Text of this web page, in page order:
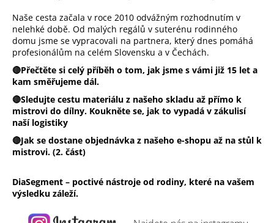
Naše cesta začala v roce 2010 odvážným rozhodnutím v
nelehké době. Od malých regálů v suterénu rodinného
domu jsme se vypracovali na partnera, který dnes pomáhá
profesionálům na celém Slovensku a v Čechách.
🔴Přečtěte si celý příběh o tom, jak jsme s vámi již 15 let a
kam směřujeme dál.
🔴Sledujte cestu materiálu z našeho skladu až přímo k
mistrovi do dílny. Koukněte se, jak to vypadá v zákulisí
naší logistiky
🔴Jak se dostane objednávka z našeho e-shopu až na stůl k
mistrovi. (2. část)
DiaSegment – poctivé nástroje od rodiny, které na vašem
výsledku záleží.